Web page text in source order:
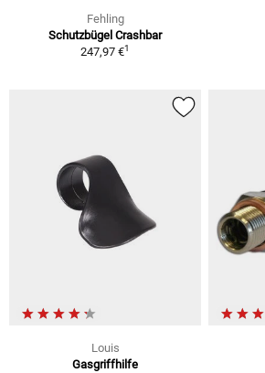
Fehling
Schutzbügel Crashbar
247,97 €1
Louis
Gasgriffhilfe